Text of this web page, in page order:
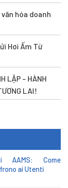
hóa doanh
Hơi Ấm Từ
LẬP – HÀNH
LAI!
AAMS: Come
ai Utenti